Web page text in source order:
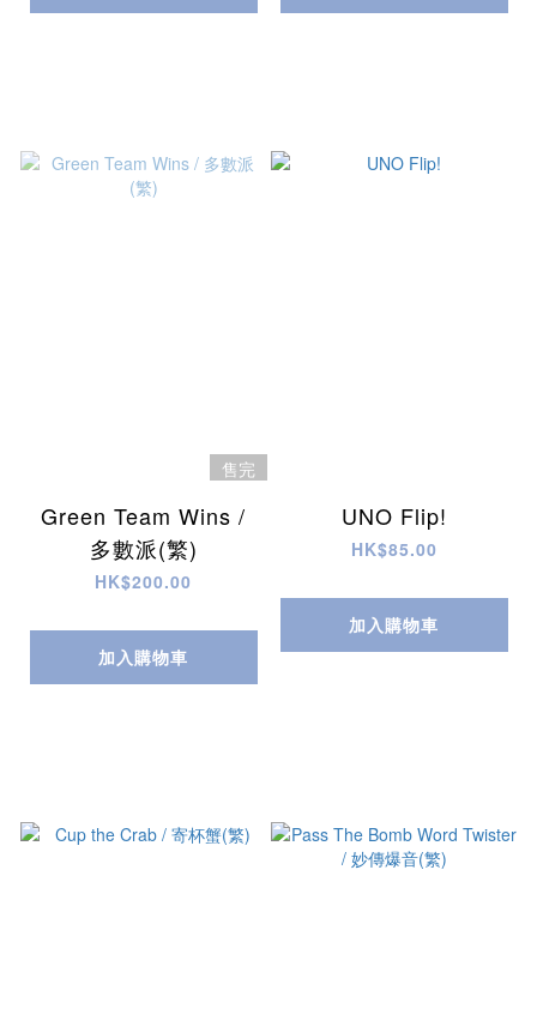
售完
Green Team Wins /
多數派(繁)
HK$200.00
加入購物車
UNO Flip!
HK$85.00
加入購物車